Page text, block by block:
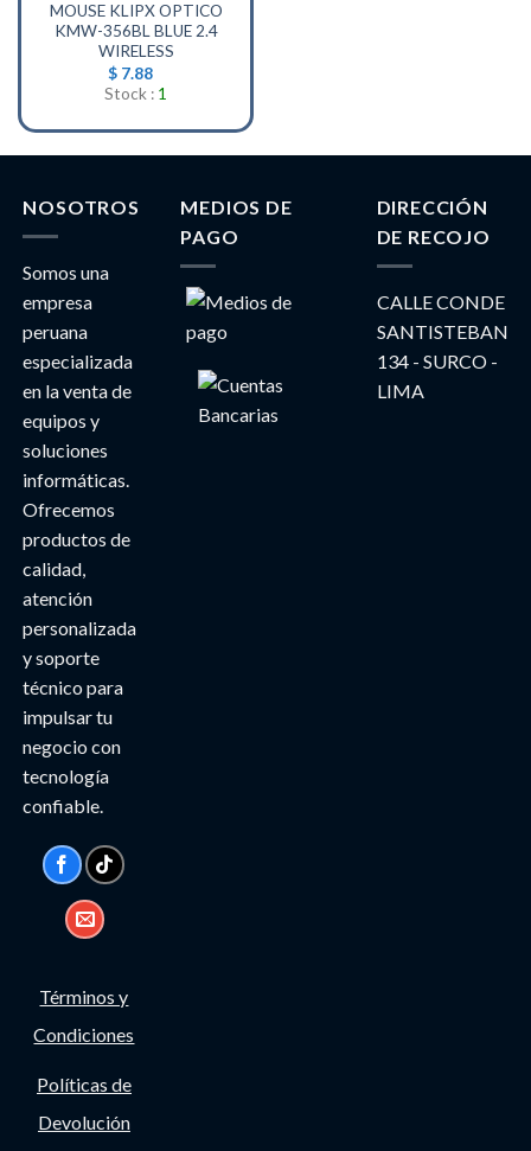
MOUSE KLIPX OPTICO
KMW-356BL BLUE 2.4
WIRELESS
$7.88
Stock : 1
NOSOTROS
Somos una
empresa
peruana
especializada
en la venta de
equipos y
soluciones
informáticas.
Ofrecemos
productos de
calidad,
atención
personalizada
y soporte
técnico para
impulsar tu
negocio con
tecnología
confiable.
Términos y
Condiciones
Políticas de
Devolución
MEDIOS DE
PAGO
DIRECCIÓN
DE RECOJO
CALLE CONDE
SANTISTEBAN
134 - SURCO -
LIMA